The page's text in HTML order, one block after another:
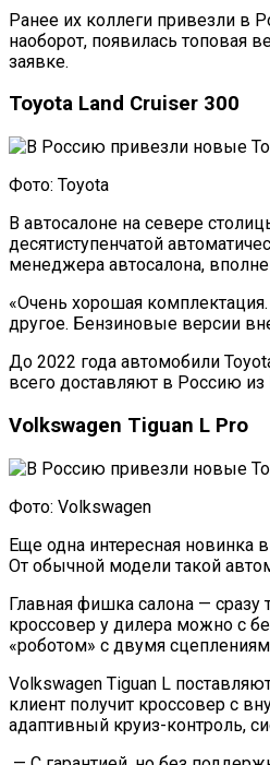
Ранее их коллеги привезли в
наоборот, появилась
заявке.
Toyota Land Cruiser 300
Фото: Toyota
В автосалоне на севере
десятиступенчатой
менеджера автосалона,
«Очень хорошая
другое. Бензиновые версии
До 2022 года автомобили
всего доставляют в Россию из
Volkswagen Tiguan L Pro
Фото: Volkswagen
Еще одна интересная новинка
От обычной модели такой
Главная фишка салона — сразу
кроссовер у дилера можно с
«роботом» с двумя
Volkswagen Tiguan L
клиент получит кроссовер с
адаптивный круиз-контроль,